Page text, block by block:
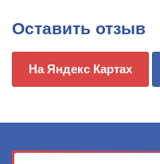
Оставить отзыв
На Яндекс Картах